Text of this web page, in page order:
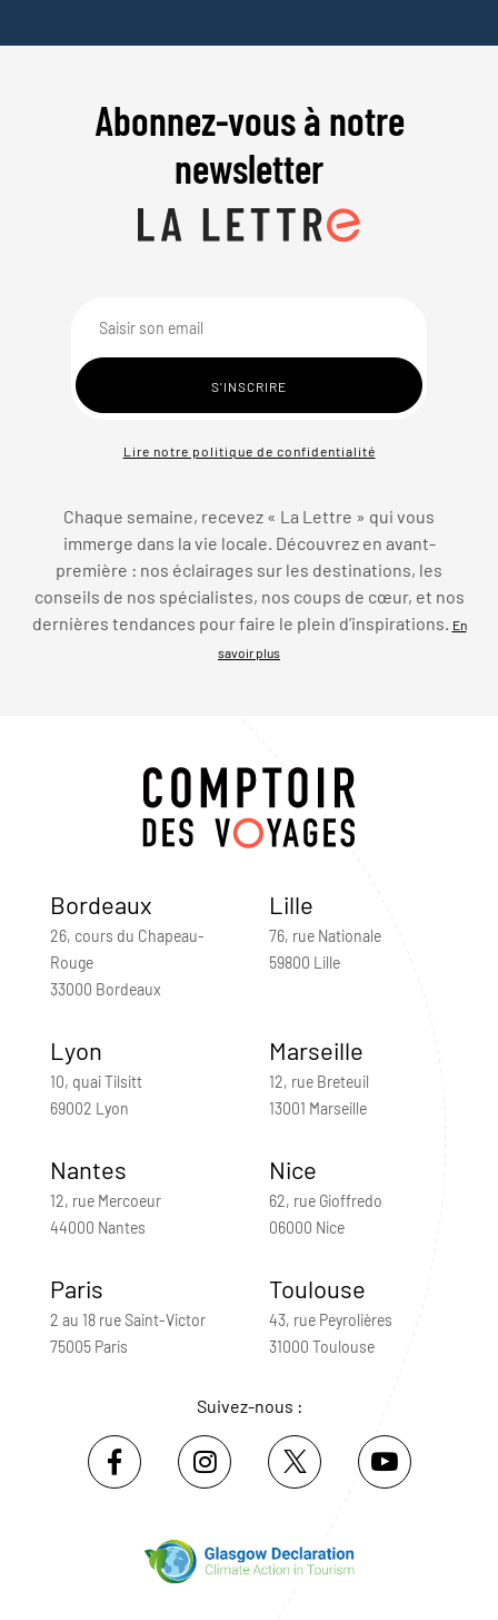
Abonnez-vous à notre
newsletter
Lire notre politique de confidentialité
Chaque semaine, recevez « La Lettre » qui vous
immerge dans la vie locale. Découvrez en avant-
première : nos éclairages sur les destinations, les
conseils de nos spécialistes, nos coups de cœur, et nos
dernières tendances pour faire le plein d’inspirations.
En
savoir plus
Bordeaux
26, cours du Chapeau-
Rouge
33000 Bordeaux
Lille
76, rue Nationale
59800 Lille
Lyon
10, quai Tilsitt
69002 Lyon
Marseille
12, rue Breteuil
13001 Marseille
Nantes
12, rue Mercoeur
44000 Nantes
Nice
62, rue Gioffredo
06000 Nice
Paris
2 au 18 rue Saint-Victor
75005 Paris
Toulouse
43, rue Peyrolières
31000 Toulouse
Suivez-nous :